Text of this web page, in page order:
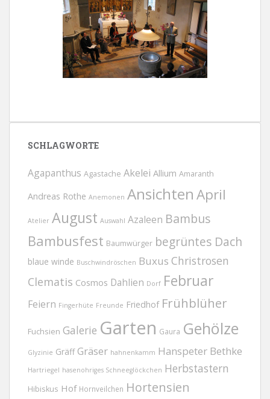
SCHLAGWORTE
Agapanthus Agastache Akelei Allium Amaranth
Andreas Rothe Anemonen AnsichtenApril
Atelier August Auswahl Azaleen Bambus
Bambusfest Baumwürger begrüntes Dach
blaue winde Buschwindröschen Buxus Christrosen
Clematis Cosmos Dahlien Dorf Februar
Feiern Fingerhüte Freunde Friedhof Frühblüher
Fuchsien Galerie Garten Gaura Gehölze
Glyzinie Gräff Gräser hahnenkamm Hanspeter Bethke
Hartriegel hasenohriges Schneeglöckchen Herbstastern
Hibiskus Hof Hornveilchen Hortensien